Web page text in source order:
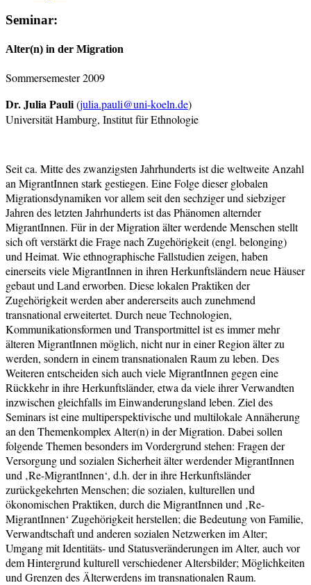
Seminar:
Alter(n) in der Migration
Sommersemester 2009
Dr. Julia Pauli(julia.pauli@uni-koeln.de)
Universität Hamburg, Institut für Ethnologie
Seit ca. Mitte des zwanzigsten Jahrhunderts ist die weltweite Anzahl
an MigrantInnen stark gestiegen. Eine Folge dieser globalen
Migrationsdynamiken vor allem seit den sechziger und siebziger
Jahren des letzten Jahrhunderts ist das Phänomen alternder
MigrantInnen. Für in der Migration älter werdende Menschen stellt
sich oft verstärkt die Frage nach Zugehörigkeit (engl. belonging)
und Heimat. Wie ethnographische Fallstudien zeigen, haben
einerseits viele MigrantInnen in ihren Herkunftsländern neue Häuser
gebaut und Land erworben. Diese lokalen Praktiken der
Zugehörigkeit werden aber andererseits auch zunehmend
transnational erweitertet. Durch neue Technologien,
Kommunikationsformen und Transportmittel ist es immer mehr
älteren MigrantInnen möglich, nicht nur in einer Region älter zu
werden, sondern in einem transnationalen Raum zu leben. Des
Weiteren entscheiden sich auch viele MigrantInnen gegen eine
Rückkehr in ihre Herkunftsländer, etwa da viele ihrer Verwandten
inzwischen gleichfalls im Einwanderungsland leben. Ziel des
Seminars ist eine multiperspektivische und multilokale Annäherung
an den Themenkomplex Alter(n) in der Migration. Dabei sollen
folgende Themen besonders im Vordergrund stehen: Fragen der
Versorgung und sozialen Sicherheit älter werdender MigrantInnen
und ‚Re-MigrantInnen‘, d.h. der in ihre Herkunftsländer
zurückgekehrten Menschen; die sozialen, kulturellen und
ökonomischen Praktiken, durch die MigrantInnen und ‚Re-
MigrantInnen‘ Zugehörigkeit herstellen; die Bedeutung von Familie,
Verwandtschaft und anderen sozialen Netzwerken im Alter;
Umgang mit Identitäts- und Statusveränderungen im Alter, auch vor
dem Hintergrund kulturell verschiedener Altersbilder; Möglichkeiten
und Grenzen des Älterwerdens im transnationalen Raum.